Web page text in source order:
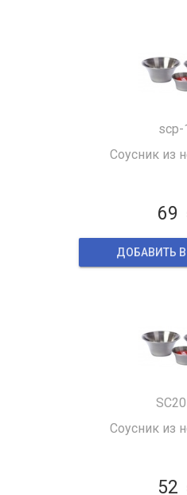
scp-
Cоусник из
69
ДОБАВИТЬ
Cоусник из
52